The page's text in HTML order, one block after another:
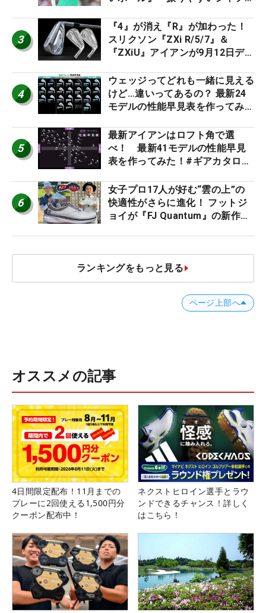
ー』 #女子プロセッティング
3
『4』が消え『R』が加わった！
スリクソン『ZXi R/5/7』＆
『ZXiU』アイアンが9月12日デ
4
ウェッジってどれも一緒に見える
けど…違いってあるの？ 最新24
モデルの性能早見表を作ってみ
5
最新アイアンはロフト角で選
べ！ 最新41モデルの性能早見
表を作ってみた！#ギアカタログ
6
女子プロ17人が好む“雲の上”の
快適性がさらに進化！ フットジ
ョイが『FJ Quantum』の新作を
ランキングをもっと見る
ページ上部へ
オススメの記事
4日間限定配布！11月までの
プレーに2回使える1,500円分
クーポン配布中！
ネクストヒロイン選手とラウ
ンドできるチャンス！詳しく
はこちら！